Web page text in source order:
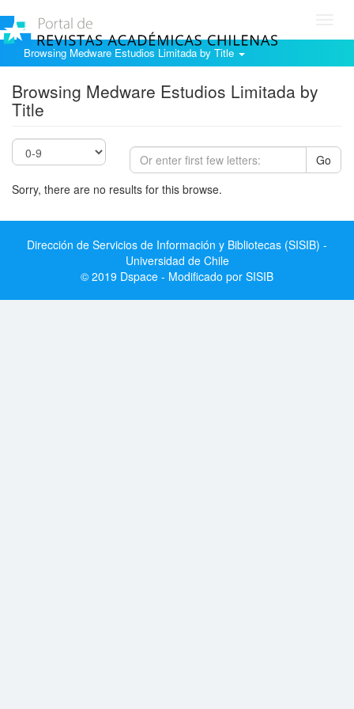
Browsing Medware Estudios Limitada by Title
Browsing Medware Estudios Limitada by
Title
Go
Sorry, there are no results for this browse.
Dirección de Servicios de Información y Bibliotecas (SISIB) -
Universidad de Chile
© 2019 Dspace - Modificado por SISIB